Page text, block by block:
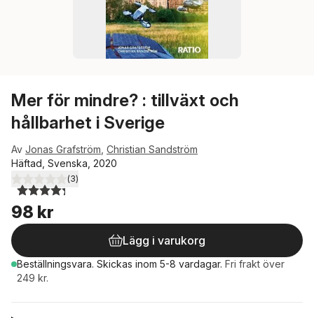
Mer för mindre? : tillväxt och
hållbarhet i Sverige
Av Jonas Grafström Christian Sandström
Häftad, Svenska, 2020
4,3utav 5 stjärnor. Totalt antal röster:
(3)
98 kr
Lägg i varukorg
Beställningsvara. Skickas inom 5-8 vardagar. Fri frakt över
249 kr.